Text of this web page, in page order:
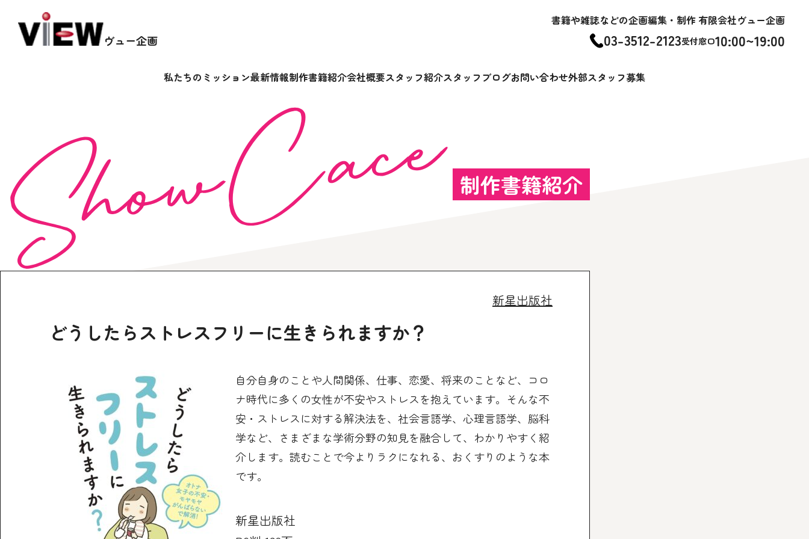
書籍や雑誌などの企画編集・制作 有限会社ヴュー企画
ヴュー企画
私たちのミッション最新情報制作書籍紹介会社概要スタッフ紹介スタッフブログお問い合わせ外部スタッフ募集
03-3512-2123受付窓口10:00~19:00
制作書籍紹介
新星出版社
どうしたらストレスフリーに生きられますか？
自分自身のことや人間関係、仕事、恋愛、将来のことなど、コロ
ナ時代に多くの女性が不安やストレスを抱えています。そんな不
安・ストレスに対する解決法を、社会言語学、心理言語学、脳科
学など、さまざまな学術分野の知見を融合して、わかりやすく紹
介します。読むことで今よりラクになれる、おくすりのような本
です。
新星出版社